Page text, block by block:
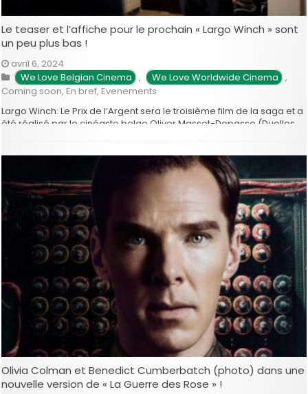
Le teaser et l’affiche pour le prochain « Largo Winch » sont
un peu plus bas !
avril 6, 2024
We Love Belgian Cinema , We Love Worldwide Cinema ,
Coming soon, En bref, Evenements
Largo Winch: Le Prix de l’Argent sera le troisième film de la saga et a
été réalisé par le cinéaste belge Oliver Masset-Depasse (Duelles,
Olivia Colman et Benedict Cumberbatch (photo) dans une
nouvelle version de « La Guerre des Rose » !